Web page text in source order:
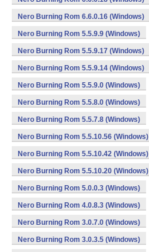
Nero Burning Rom 6.6.0.16 (Windows)
Nero Burning Rom 5.5.9.9 (Windows)
Nero Burning Rom 5.5.9.17 (Windows)
Nero Burning Rom 5.5.9.14 (Windows)
Nero Burning Rom 5.5.9.0 (Windows)
Nero Burning Rom 5.5.8.0 (Windows)
Nero Burning Rom 5.5.7.8 (Windows)
Nero Burning Rom 5.5.10.56 (Windows)
Nero Burning Rom 5.5.10.42 (Windows)
Nero Burning Rom 5.5.10.20 (Windows)
Nero Burning Rom 5.0.0.3 (Windows)
Nero Burning Rom 4.0.8.3 (Windows)
Nero Burning Rom 3.0.7.0 (Windows)
Nero Burning Rom 3.0.3.5 (Windows)